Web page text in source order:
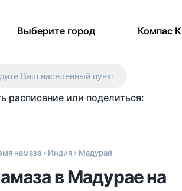
Выберите город Компас
Ваш населенный пункт
расписание или поделиться:
намаза› Индия› Мадурай
в Мадурае на